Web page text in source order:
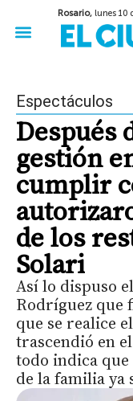
Rosario,lunes 10
Espectáculos
Después
gestión
cumplir
de los
Solari
Así lo dispuso
Rodríguez que
que se realice
trascendió en
todo indica
de la familia ya